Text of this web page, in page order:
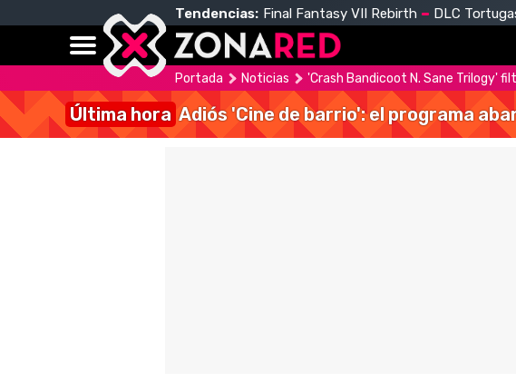
Tendencias: Final Fantasy VII Rebirth DLC
Portada Noticias 'Crash Bandicoot N. Sane Trilogy'
Última hora Adiós 'Cine de barrio': el programa